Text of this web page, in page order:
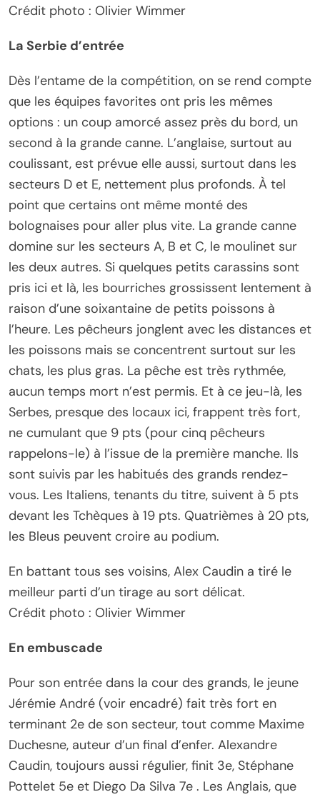
Crédit photo : Olivier Wimmer
La Serbie d’entrée
Dès l’entame de la compétition, on se rend compte
que les équipes favorites ont pris les mêmes
options : un coup amorcé assez près du bord, un
second à la grande canne. L’anglaise, surtout au
coulissant, est prévue elle aussi, surtout dans les
secteurs D et E, nettement plus profonds. À tel
point que certains ont même monté des
bolognaises pour aller plus vite. La grande canne
domine sur les secteurs A, B et C, le moulinet sur
les deux autres. Si quelques petits carassins sont
pris ici et là, les bourriches grossissent lentement à
raison d’une soixantaine de petits poissons à
l’heure. Les pêcheurs jonglent avec les distances et
les poissons mais se concentrent surtout sur les
chats, les plus gras. La pêche est très rythmée,
aucun temps mort n’est permis. Et à ce jeu-là, les
Serbes, presque des locaux ici, frappent très fort,
ne cumulant que 9 pts (pour cinq pêcheurs
rappelons-le) à l’issue de la première manche. Ils
sont suivis par les habitués des grands rendez-
vous. Les Italiens, tenants du titre, suivent à 5 pts
devant les Tchèques à 19 pts. Quatrièmes à 20 pts,
les Bleus peuvent croire au podium.
En battant tous ses voisins, Alex Caudin a tiré le
meilleur parti d’un tirage au sort délicat.
Crédit photo : Olivier Wimmer
En embuscade
Pour son entrée dans la cour des grands, le jeune
Jérémie André (voir encadré) fait très fort en
terminant 2e de son secteur, tout comme Maxime
Duchesne, auteur d’un final d’enfer. Alexandre
Caudin, toujours aussi régulier, finit 3e, Stéphane
Pottelet 5e et Diego Da Silva 7e . Les Anglais, que